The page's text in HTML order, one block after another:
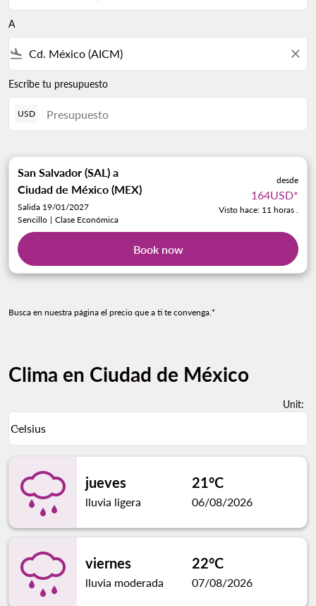
A
flight_land close
Escribe tu presupuesto
USD
San Salvador (SAL) a
Ciudad de México (MEX)
Salida 19/01/2027
Sencillo | Clase Económica
desde
164USD*
Visto hace: 11 horas .
Book now
Busca en nuestra página el precio que a ti te convenga.*
Clima en Ciudad de México
Unit:
Celsius
keyboard_arrow_down
jueves
lluvia ligera
21°C
06/08/2026
viernes
lluvia moderada
22°C
07/08/2026